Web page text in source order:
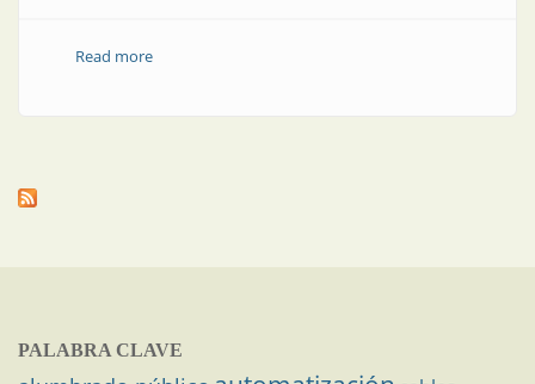
Read moreabout Desarrollos estudiantiles | Sistema de sensado
PALABRA CLAVE